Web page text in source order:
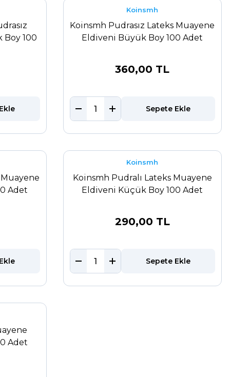
100
Koinsmh
Koinsmh Pudrasız Lateks Muayene
Eldiveni Büyük Boy 100 Adet
360,00 TL
Sepete Ekle
Adet
Koinsmh
Koinsmh Pudralı Lateks Muayene
Eldiveni Küçük Boy 100 Adet
290,00 TL
Sepete Ekle
Adet